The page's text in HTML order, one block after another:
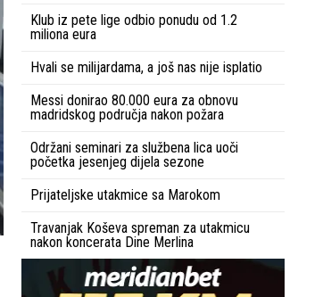
Klub iz pete lige odbio ponudu od 1.2
miliona eura
Hvali se milijardama, a još nas nije isplatio
Messi donirao 80.000 eura za obnovu
madridskog područja nakon požara
Održani seminari za službena lica uoči
početka jesenjeg dijela sezone
Prijateljske utakmice sa Marokom
Travanjak Koševa spreman za utakmicu
nakon koncerata Dine Merlina